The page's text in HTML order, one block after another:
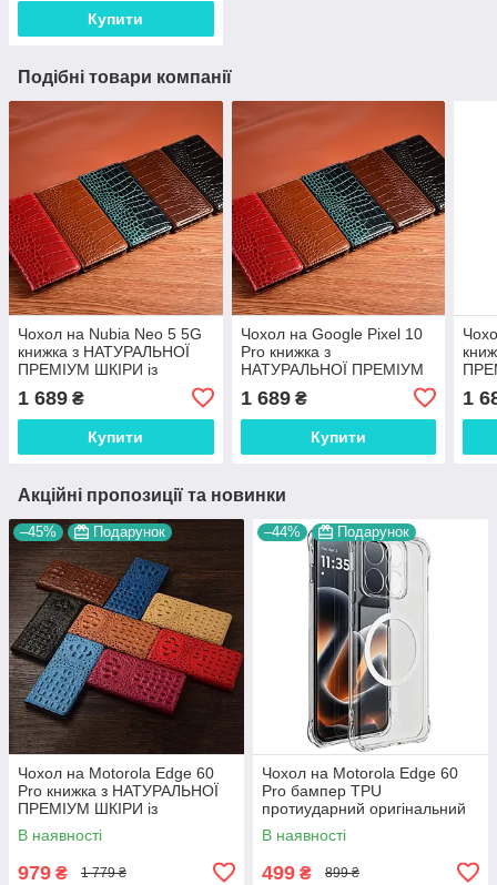
Купити
Подібні товари компанії
Чохол на Nubia Neo 5 5G
книжка з НАТУРАЛЬНОЇ
ПРЕМІУМ ШКІРИ із
підставкою протиударний
магнітний "CROCODILE"
1 689 ₴
Купити
Чохол на Google Pixel 10
Pro книжка з
НАТУРАЛЬНОЇ ПРЕМІУМ
протиударний магнітний
"CROCODILE"
1 689₴
Купити
1
Акційні пропозиції та новинки
–45% Подарунок
Чохол на Motorola Edge 60
Pro книжка з НАТУРАЛЬНОЇ
ПРЕМІУМ ШКІРИ із
підставкою протиударний
магнітний 3D "CROCOHEAD"
В наявності
979 ₴ 1 779 ₴
–44% Подарунок
Чохол на Motorola Edge 60
Pro бампер TPU
протиударний оригінальний
UV CLEAR HYBRID
В наявності
499 ₴ 899 ₴